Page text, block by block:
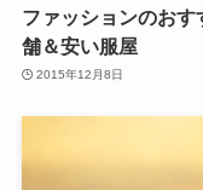
ファッションのおす
舗＆安い服屋
2015年12月8日